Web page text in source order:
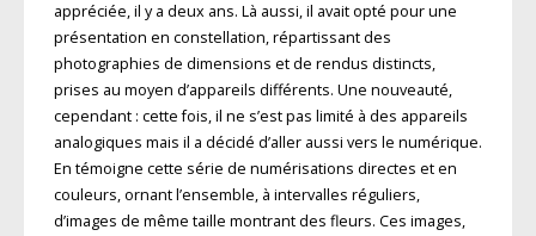
appréciée, il y a deux ans. Là aussi, il avait opté pour une
présentation en constellation, répartissant des
photographies de dimensions et de rendus distincts,
prises au moyen d’appareils différents. Une nouveauté,
cependant : cette fois, il ne s’est pas limité à des appareils
analogiques mais il a décidé d’aller aussi vers le numérique.
En témoigne cette série de numérisations directes et en
couleurs, ornant l’ensemble, à intervalles réguliers,
d’images de même taille montrant des fleurs. Ces images,